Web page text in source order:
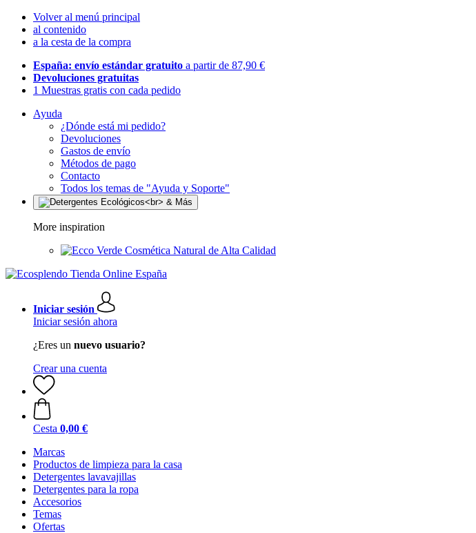
Volver al menú principal
al contenido
a la cesta de la compra
España: envío estándar gratuito a partir de 87,90 €
Devoluciones gratuitas
1 Muestras gratis con cada pedido
Ayuda
¿Dónde está mi pedido?
Devoluciones
Gastos de envío
Métodos de pago
Contacto
Todos los temas de "Ayuda y Soporte"
More inspiration
Cosmética Natural de Alta Calidad
Iniciar sesión
Iniciar sesión ahora
¿Eres un nuevo usuario?
Crear una cuenta
Cesta 0,00 €
Marcas
Productos de limpieza para la casa
Detergentes lavavajillas
Detergentes para la ropa
Accesorios
Temas
Ofertas